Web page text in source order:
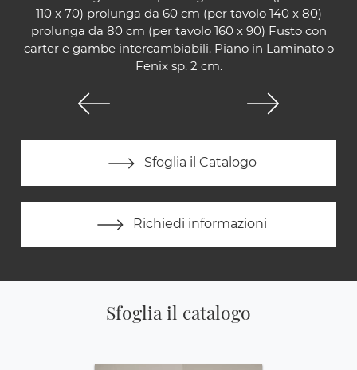
110 x 70) prolunga da 60 cm (per tavolo 140 x 80)
prolunga da 80 cm (per tavolo 160 x 90) Fusto con
carter e gambe intercambiabili. Piano in Laminato o
Fenix sp. 2 cm.
Sfoglia il Catalogo
Richiedi informazioni
Sfoglia il catalogo